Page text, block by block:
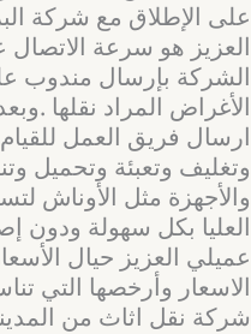
على الإطلاق مع شركة
العزيز هو سرعة الاتصال
الشركة بإرسال مندوب
الأغراض المراد نقلها
ارسال فريق العمل
وتغليف وتعبئة وتحميل
والأجهزة مثل الأوناش
العليا بكل سهولة ودون
عميلي العزيز حيال
الاسعار وأرخصها التي
شركة نقل اثاث من